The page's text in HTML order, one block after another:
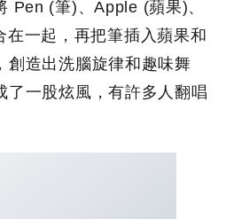
Pen (筆)、Apple (蘋果)、
一起，再把筆插入蘋果和
創造出洗腦旋律和趣味舞
了一股炫風，有許多人翻唱